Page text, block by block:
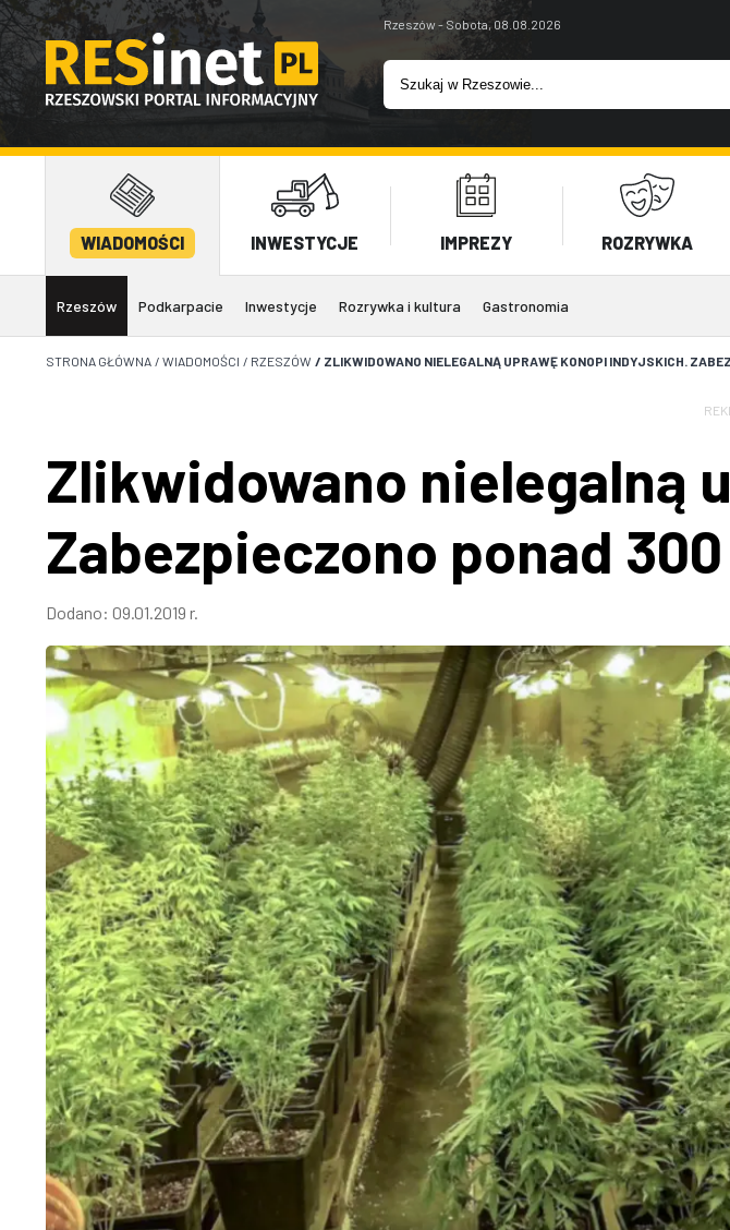
Rzeszów - Sobota, 08.08.2026
WIADOMOŚCI INWESTYCJE IMPREZY ROZRYWKA
Rzeszów Podkarpacie Inwestycje Rozrywka i kultura Gastronomia
STRONA GŁÓWNA / WIADOMOŚCI / RZESZÓW / ZLIKWIDOWANO NIELEGALNĄ UPRAWĘ KONOPI INDYJSKICH.
Zlikwidowano nielegalną
Zabezpieczono ponad
Dodano: 09.01.2019 r.